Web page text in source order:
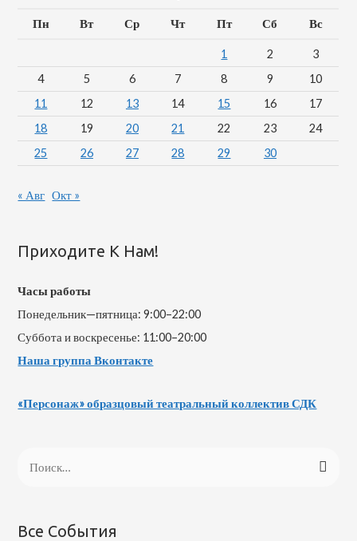
Пн Вт Ср Чт Пт Сб Вс
1 2
3
4
5 6 7 8 9
10
11
12 13 14 15 16
17
18
19 20 21 22 23
24
25
26 27 28 29 30
« Авг Окт »
Приходите К Нам!
Часы работы
Понедельник—пятница: 9:00–22:00
Суббота и воскресенье: 11:00–20:00
Наша группа Вконтакте
«Персонаж» образцовый театральный коллектив СДК
Все События